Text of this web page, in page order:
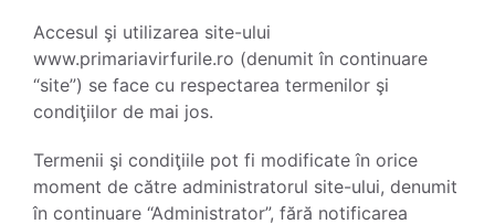
Accesul şi utilizarea site-ului
www.primariavirfurile.ro (denumit în continuare
“site”) se face cu respectarea termenilor şi
condiţiilor de mai jos.
Termenii şi condiţiile pot fi modificate în orice
moment de către administratorul site-ului, denumit
în continuare “Administrator”, fără notificarea